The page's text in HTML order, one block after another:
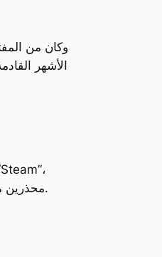
الأشهر
محذرينقد تنشأ عن ذلك. وعلى الرغم من هذا التحذير، إلا أن النسخة المتاحة على المنصة نفسها كانت تحمل مخاطر أمنية جسيمة.